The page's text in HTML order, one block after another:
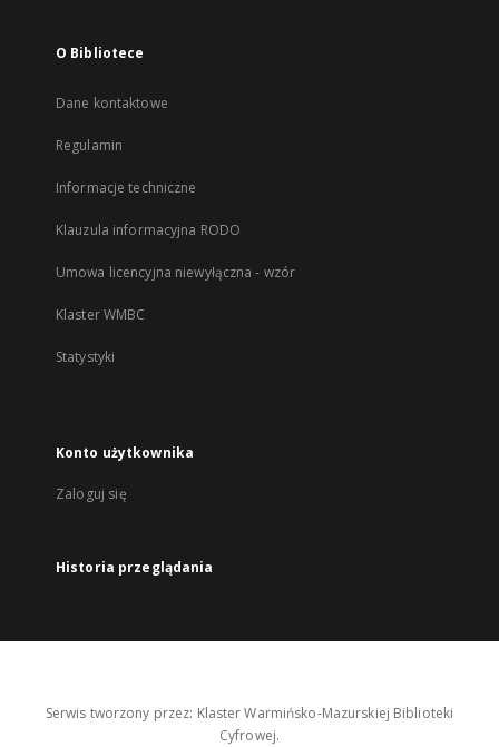
O Bibliotece
Dane kontaktowe
Regulamin
Informacje techniczne
Klauzula informacyjna RODO
Umowa licencyjna niewyłączna - wzór
Klaster WMBC
Statystyki
Konto użytkownika
Zaloguj się
Historia przeglądania
Serwis tworzony przez: Klaster Warmińsko-Mazurskiej Biblioteki
Cyfrowej.